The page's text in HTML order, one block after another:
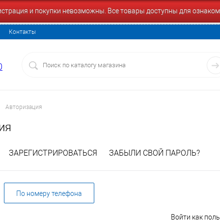
и покупки невозможны. Все товары доступны для
Контакты
Авторизация
ЗАРЕГИСТРИРОВАТЬСЯ ЗАБЫЛИ СВОЙ ПАРОЛЬ?
По номеру телефона
Войти как